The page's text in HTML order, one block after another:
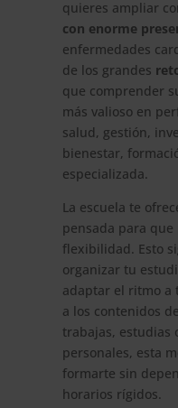
quieres ampliar
con enorme
enfermedades
de los grandes
que comprender
más valioso en
salud, gestión,
bienestar,
especializada.
La escuela te
pensada para que
flexibilidad. Esto
organizar tu
adaptar el ritmo a
a los contenidos
trabajas, estudias
personales, esta
formarte sin
horarios rígidos.